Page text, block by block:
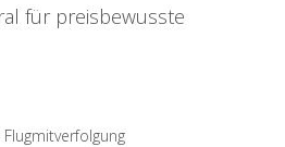
für preisbewusste